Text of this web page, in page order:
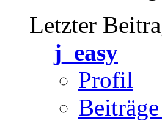
Letzter
j_easy
Profil